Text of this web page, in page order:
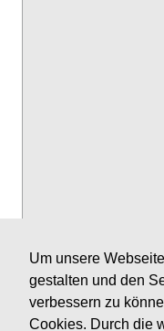
Um unsere
gestalten und den
verbessern zu
Cookies. Durch die